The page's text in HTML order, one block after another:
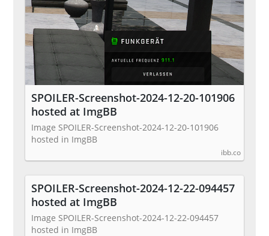
SPOILER-Screenshot-2024-12-20-101906
hosted at ImgBB
Image SPOILER-Screenshot-2024-12-20-101906
hosted in ImgBB
ibb.co
SPOILER-Screenshot-2024-12-22-094457
hosted at ImgBB
Image SPOILER-Screenshot-2024-12-22-094457
hosted in ImgBB